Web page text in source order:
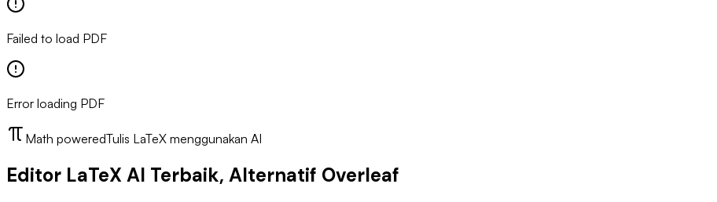
Failed to load PDF
Error loading PDF
Math poweredTulis LaTeX menggunakan AI
Editor LaTeX AI Terbaik, Alternatif Overleaf